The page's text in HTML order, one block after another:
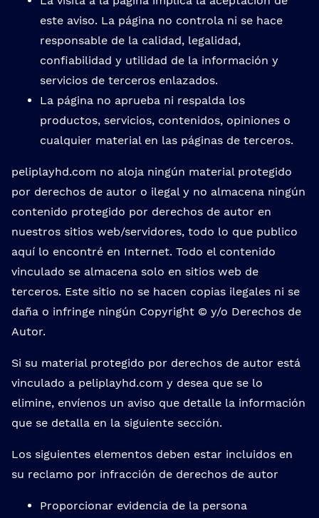
este aviso. La página no controla ni se hace
responsable de la calidad, legalidad,
confiabilidad y utilidad de la información y
servicios de terceros enlazados.
La página no aprueba ni respalda los
productos, servicios, contenidos, opiniones o
cualquier material en las páginas de terceros.
peliplayhd.com no aloja ningún material protegido
por derechos de autor o ilegal y no almacena ningún
contenido protegido por derechos de autor en
nuestros sitios web/servidores, todo lo que publico
aquí lo encontré en Internet. Todo el contenido
vinculado se almacena solo en sitios web de
terceros. Este sitio no se hacen copias ilegales ni se
daña o infringe ningún Copyright © y/o Derechos de
Autor.
Si su material protegido por derechos de autor está
vinculado a peliplayhd.com y desea que se lo
elimine, envíenos un aviso que detalle la información
que se detalla en la siguiente sección.
Los siguientes elementos deben estar incluidos en
su reclamo por infracción de derechos de autor
Proporcionar evidencia de la persona